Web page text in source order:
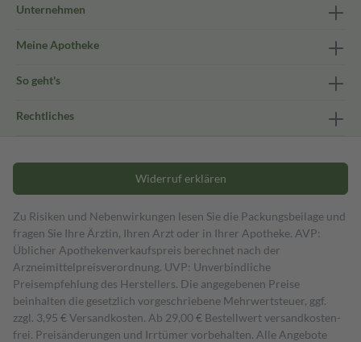
Unternehmen
Meine Apotheke
So geht's
Rechtliches
Widerruf erklären
Zu Risiken und Nebenwirkungen lesen Sie die Packungsbeilage und
fragen Sie Ihre Ärztin, Ihren Arzt oder in Ihrer Apotheke. AVP:
Üblicher Apothekenverkaufspreis berechnet nach der
Arzneimittelpreisverordnung. UVP: Unverbindliche
Preisempfehlung des Herstellers. Die angegebenen Preise
beinhalten die gesetzlich vorgeschriebene Mehrwertsteuer, ggf.
zzgl. 3,95 € Versandkosten. Ab 29,00 € Bestell­wert versand­kosten­
frei. Preisänderungen und Irrtümer vorbehalten. Alle Angebote